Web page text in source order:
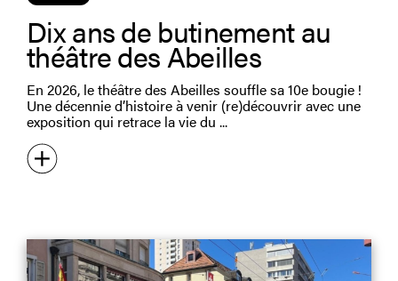
Dix ans de butinement au
théâtre des Abeilles
En 2026, le théâtre des Abeilles souffle sa 10e bougie !
Une décennie d’histoire à venir (re)découvrir avec une
exposition qui retrace la vie du